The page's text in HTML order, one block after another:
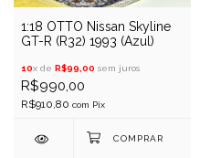
1:18 OTTO Nissan Skyline
GT-R (R32) 1993 (Azul)
10x de R$99,00 sem juros
R$990,00
R$910,80 com Pix